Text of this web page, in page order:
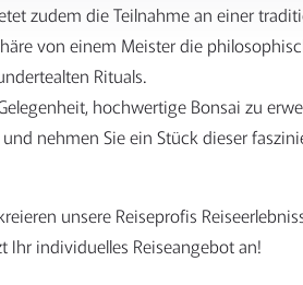
zudem die Teilnahme an einer
von einem Meister die
Rituals.
hochwertige Bonsai zu
nehmen Sie ein Stück dieser
unsere Reiseprofis
Ihr individuelles Reiseangebot an!